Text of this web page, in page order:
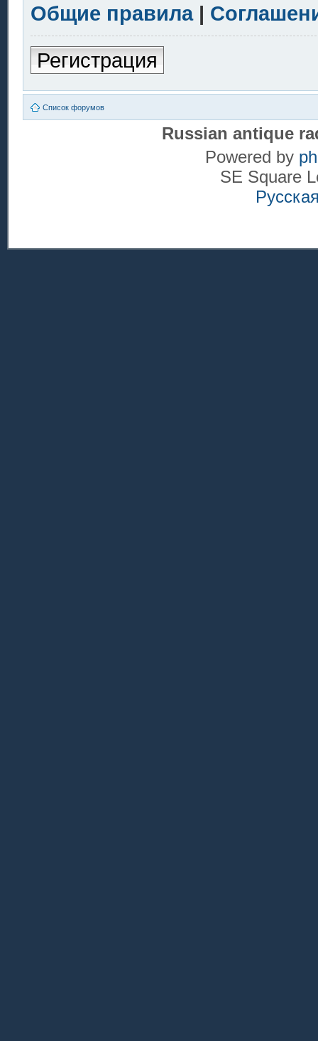
Общие правила|
Регистрация
Список форумов
Russian antique
Powered by
SE Square